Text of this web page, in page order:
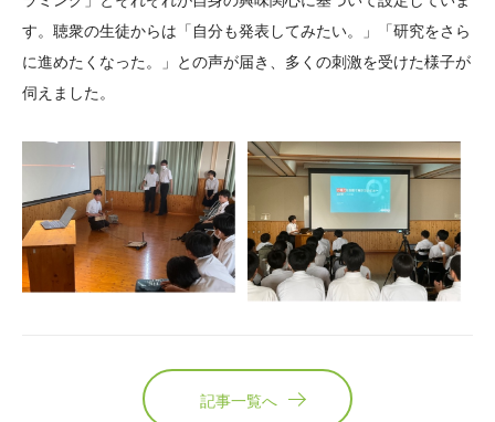
す。聴衆の生徒からは「自分も発表してみたい。」「研究をさら
に進めたくなった。」との声が届き、多くの刺激を受けた様子が
伺えました。
記事一覧へ